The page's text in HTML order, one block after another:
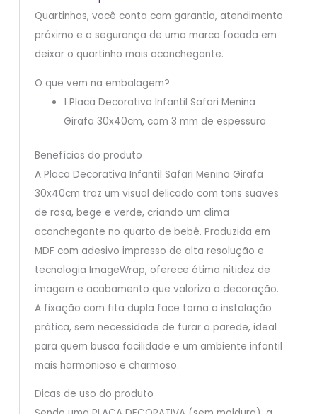
Quartinhos, você conta com garantia, atendimento
próximo e a segurança de uma marca focada em
deixar o quartinho mais aconchegante.
O que vem na embalagem?
1 Placa Decorativa Infantil Safari Menina
Girafa 30x40cm, com 3 mm de espessura
Benefícios do produto
A Placa Decorativa Infantil Safari Menina Girafa
30x40cm traz um visual delicado com tons suaves
de rosa, bege e verde, criando um clima
aconchegante no quarto de bebê. Produzida em
MDF com adesivo impresso de alta resolução e
tecnologia ImageWrap, oferece ótima nitidez de
imagem e acabamento que valoriza a decoração.
A fixação com fita dupla face torna a instalação
prática, sem necessidade de furar a parede, ideal
para quem busca facilidade e um ambiente infantil
mais harmonioso e charmoso.
Dicas de uso do produto